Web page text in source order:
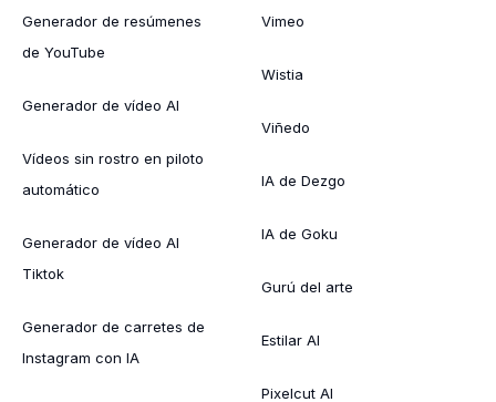
Generador de resúmenes
de YouTube
Generador de vídeo AI
Vídeos sin rostro en piloto
automático
Generador de vídeo AI
Tiktok
Generador de carretes de
Instagram con IA
Vimeo
Wistia
Viñedo
IA de Dezgo
IA de Goku
Gurú del arte
Estilar AI
Pixelcut AI